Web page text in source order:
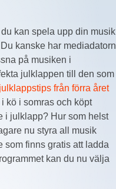
kan spela upp din musik
kanske har mediadatorn
på musiken i
julklappen till den som
från förra året
kö i somras och köpt
i julklapp? Hur som helst
nu styra all musik
som finns gratis att ladda
kan du nu välja